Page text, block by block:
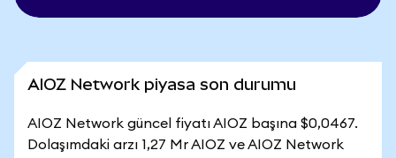
AIOZ Network piyasa son durumu
AIOZ Network güncel fiyatı AIOZ başına $0,0467.
Dolaşımdaki arzı 1,27 Mr AIOZ ve AIOZ Network